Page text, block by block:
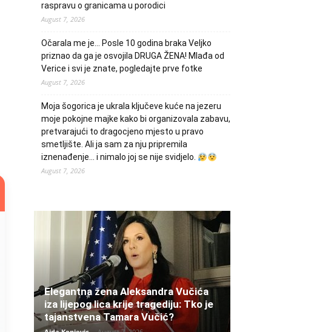
raspravu o granicama u porodici
August 7, 2026
Očarala me je… Posle 10 godina braka Veljko
priznao da ga je osvojila DRUGA ŽENA! Mlađa od
Verice i svi je znate, pogledajte prve fotke
August 7, 2026
Moja šogorica je ukrala ključeve kuće na jezeru
moje pokojne majke kako bi organizovala zabavu,
pretvarajući to dragocjeno mjesto u pravo
smetljište. Ali ja sam za nju pripremila
iznenađenje… i nimalo joj se nije svidjelo.
August 7, 2026
Elegantna žena Aleksandra Vučića
iza lijepog lica krije tragediju: Tko je
tajanstvena Tamara Vučić?